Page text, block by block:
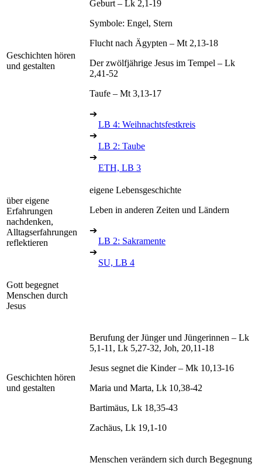
Geschichten hören
und gestalten
Geburt – Lk 2,1-19
Symbole: Engel, Stern
Flucht nach Ägypten – Mt 2,13-18
Der zwölfjährige Jesus im Tempel – Lk
2,41-52
Taufe – Mt 3,13-17
➔
LB 4: Weihnachtsfestkreis
➔
LB 2: Taube
➔
ETH, LB 3
über eigene
Erfahrungen
nachdenken,
Alltagserfahrungen
reflektieren
eigene Lebensgeschichte
Leben in anderen Zeiten und Ländern
➔
LB 2: Sakramente
➔
SU, LB 4
Gott begegnet
Menschen durch
Jesus
Geschichten hören
und gestalten
Berufung der Jünger und Jüngerinnen – Lk
5,1-11, Lk 5,27-32, Joh, 20,11-18
Jesus segnet die Kinder – Mk 10,13-16
Maria und Marta, Lk 10,38-42
Bartimäus, Lk 18,35-43
Zachäus, Lk 19,1-10
Menschen verändern sich durch Begegnung